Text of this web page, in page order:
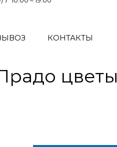
КОНТАКТЫ
цветы